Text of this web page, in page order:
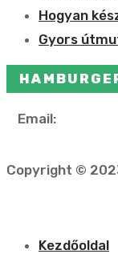
Hogyan
Gyors
Email:
Copyright ©
Kezdőoldal